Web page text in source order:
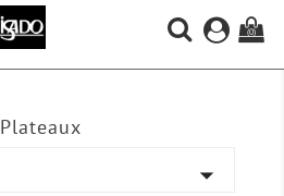
(0)
Plateaux
